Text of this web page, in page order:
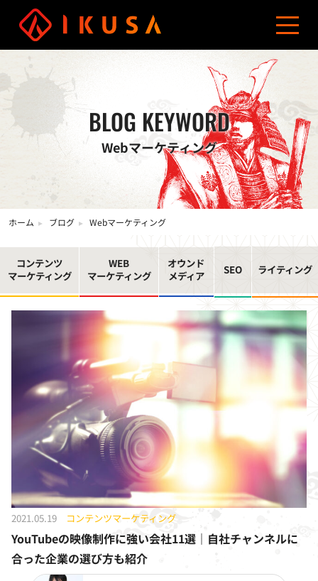
サービス
コンテンツマーケティング
オウンドメディア制作
導入事例
制作費用
ブログ
会社概要
資料ダウンロード
お問い合わせ
03-5960-0193
BLOG KEYWORD
Webマーケティング
ホーム ブログ Webマーケティング
コンテンツ
マーケティング
WEB
マーケティング
オウンド
メディア
SEO ライティング
2021.05.19 コンテンツマーケティング
YouTubeの映像制作に強い会社11選｜自社チャンネルに
合った企業の選び方も紹介